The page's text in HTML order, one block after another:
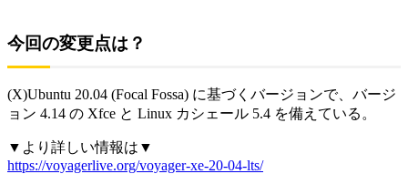
今回の変更点は？
(X)Ubuntu 20.04 (Focal Fossa) に基づくバージョンで、バージ
ョン 4.14 の Xfce と Linux カシェール 5.4 を備えている。
▼より詳しい情報は▼
https://voyagerlive.org/voyager-xe-20-04-lts/